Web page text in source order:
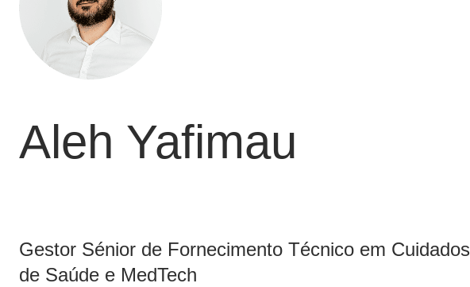
Aleh Yafimau
Gestor Sénior de Fornecimento Técnico em Cuidados
de Saúde e MedTech